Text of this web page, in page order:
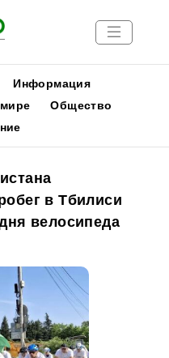
Информация
Общество
в Тбилиси
велосипеда